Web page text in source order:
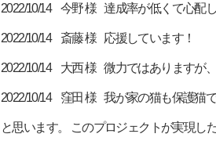
2022/10/14 今野 様 達成率が低くて心配
2022/10/14 斎藤 様 応援しています！
2022/10/14 大西 様 微力ではありますが
2022/10/14 窪田 様 我が家の猫も保護猫
と思います。 このプロジェクトが実現し